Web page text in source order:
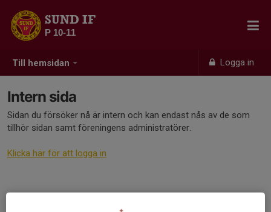
Till hemsidan Logga in
SUND IF
P 10-11
Intern sida
Sidan du försöker nå är intern och kan endast nås av de som
tillhör sidan samt föreningens administratörer.
Klicka här för att logga in